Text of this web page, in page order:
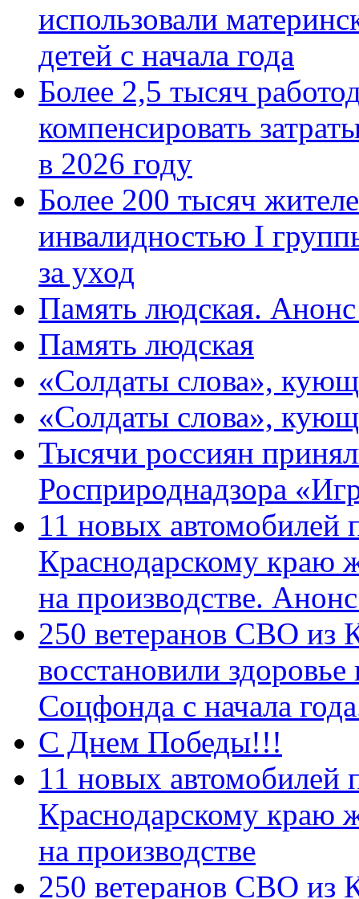
использовали
детей с начала года
Более 2,5 тысяч
компенсировать
в 2026 году
Более 200 тысяч
инвалидностью I
за уход
Память людская.
Память людская
«Солдаты слова»,
«Солдаты слова»,
Тысячи россиян
Росприроднадзора
11 новых автомобилей
Краснодарскому краю
на производстве.
250 ветеранов СВО из
восстановили
Соцфонда с начала
С Днем Победы!!!
11 новых автомобилей
Краснодарскому краю
на производстве
250 ветеранов СВО из